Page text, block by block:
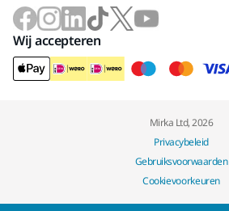
Wij accepteren
Mirka Ltd, 2026
Privacybeleid
Gebruiksvoorwaarden
Cookievoorkeuren